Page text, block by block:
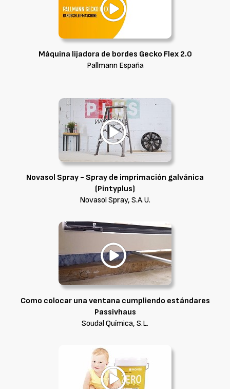
Máquina lijadora de bordes Gecko Flex 2.0
Pallmann España
Novasol Spray - Spray de imprimación galvánica
(Pintyplus)
Novasol Spray, S.A.U.
Como colocar una ventana cumpliendo estándares
Passivhaus
Soudal Química, S.L.